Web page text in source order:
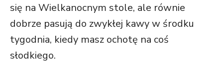
się na Wielkanocnym stole, ale równie
dobrze pasują do zwykłej kawy w środku
tygodnia, kiedy masz ochotę na coś
słodkiego.